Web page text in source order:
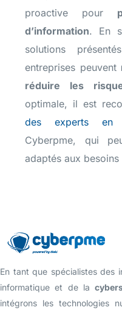
proactive pour
d’information. En
solutions
entreprises peuvent
réduire les
optimale, il est
des experts en
Cyberpme, qui
adaptés aux
En tant que spécialistes des
informatique et de la
intégrons les technologies